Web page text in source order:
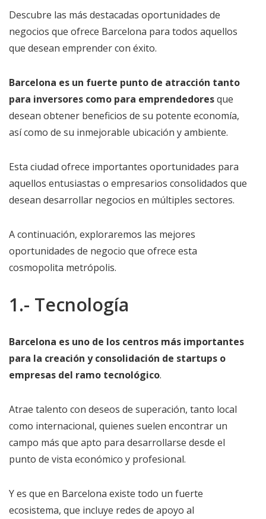
Descubre las más destacadas oportunidades de
negocios que ofrece Barcelona para todos aquellos
que desean emprender con éxito.
Barcelona es un fuerte punto de atracción tanto
para inversores como para emprendedoresque
desean obtener beneficios de su potente economía,
así como de su inmejorable ubicación y ambiente.
Esta ciudad ofrece importantes oportunidades para
aquellos entusiastas o empresarios consolidados que
desean desarrollar negocios en múltiples sectores.
A continuación, exploraremos las mejores
oportunidades de negocio que ofrece esta
cosmopolita metrópolis.
1.- Tecnología
Barcelona es uno de los centros más importantes
para la creación y consolidación de startups o
empresas del ramo tecnológico.
Atrae talento con deseos de superación, tanto local
como internacional, quienes suelen encontrar un
campo más que apto para desarrollarse desde el
punto de vista económico y profesional.
Y es que en Barcelona existe todo un fuerte
ecosistema, que incluye redes de apoyo al